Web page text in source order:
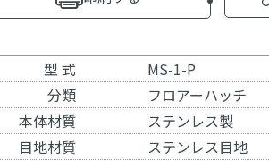
型 式
MS-1-P
分類
フロアーハッチ
本体材質
ステンレス製
目地材質
ステンレス目地